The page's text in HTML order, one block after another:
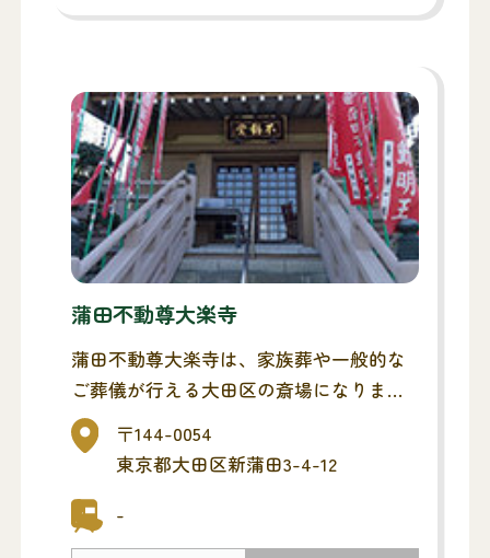
ある行いに感謝して、善慶寺に隠し墓を
財に指定され、善慶寺は義民六人衆の供
養顕彰の場として広く知られるようにな
りました。
蒲田不動尊大楽寺
蒲田不動尊大楽寺は、家族葬や一般的な
ご葬儀が行える大田区の斎場になりま
す。お通夜・告別式(ご葬儀)までを同斎
場でとり行い、最寄りの火葬場へ移動す
る流れになります。また、1日1組貸切タ
イプなので、他家と交わることなく、ゆ
っくりお見送りいただけます。公共交通
〒144-0054
東京都大田区新蒲田3-4-12
-